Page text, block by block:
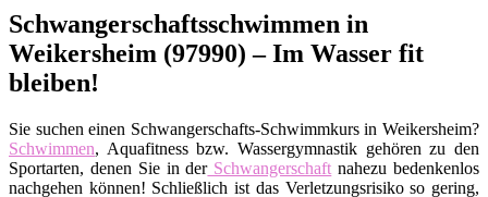
Schwangerschaftsschwimmen in
Weikersheim (97990) – Im Wasser fit
bleiben!
Sie suchen einen Schwangerschafts-Schwimmkurs in Weikersheim?
Schwimmen, Aquafitness bzw. Wassergymnastik gehören zu den
Sportarten, denen Sie in derSchwangerschaft nahezu bedenkenlos
nachgehen können! Schließlich ist das Verletzungsrisiko so gering,